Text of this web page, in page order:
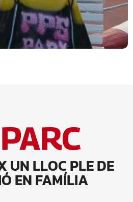
UN LLOC PLE DE
EN FAMÍLIA